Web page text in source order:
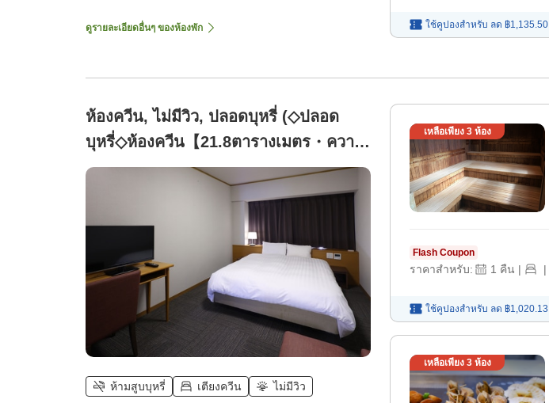
ดูรายละเอียดอื่นๆ ของห้องพัก ใช้คูปองสำหรับ ลด ฿1,135.50
ห้องควีน, ไม่มีวิว, ปลอดบุหรี่ (◇ปลอด
บุหรี่◇ห้องควีน【21.8ตารางเมตร・ความ
กว้างเตียง160เซนติเมตร】)
ห้ามสูบบุหรี่ เตียงควีน ไม่มีวิว
เหลือเพียง 3ห้อง
Flash Coupon
ราคาสำหรับ: 1 คืน | |
ใช้คูปองสำหรับ ลด ฿1,020.13
เหลือเพียง 3ห้อง